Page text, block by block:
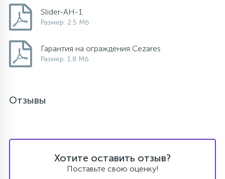
Slider-AH-1
Размер: 2.5 Мб
Гарантия на ограждения Cezares
Размер: 1.8 Мб
Отзывы
Хотите оставить отзыв?
Поставьте свою оценку!